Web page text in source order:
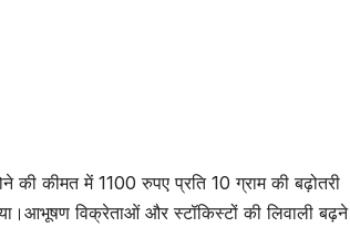
कीमत में 1100 रुपए प्रति 10 ग्राम की बढ़ोतरी
विक्रेताओं और स्टॉकिस्टों की लिवाली बढ़ने